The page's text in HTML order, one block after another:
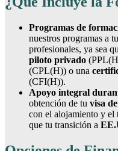
Programas de
nuestros programas a
profesionales, ya sea
piloto privado
(CPL(H)) o una
(CFI(H)).
Apoyo integral
obtención de tu visa
con el alojamiento y el
que tu transición a